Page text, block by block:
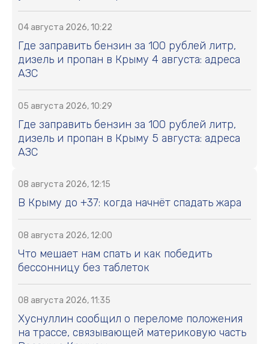
04 августа 2026, 10:22
Где заправить бензин за 100 рублей литр,
дизель и пропан в Крыму 4 августа: адреса
АЗС
05 августа 2026, 10:29
Где заправить бензин за 100 рублей литр,
дизель и пропан в Крыму 5 августа: адреса
АЗС
08 августа 2026, 12:15
В Крыму до +37: когда начнёт спадать жара
08 августа 2026, 12:00
Что мешает нам спать и как победить
бессонницу без таблеток
08 августа 2026, 11:35
Хуснуллин сообщил о переломе положения
на трассе, связывающей материковую часть